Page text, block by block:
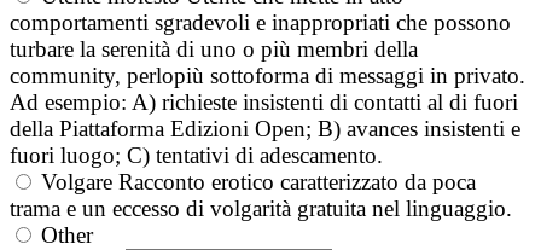
comportamenti sgradevoli e inappropriati che possono
turbare la serenità di uno o più membri della
community, perlopiù sottoforma di messaggi in privato.
Ad esempio: A) richieste insistenti di contatti al di fuori
della Piattaforma Edizioni Open; B) avances insistenti e
fuori luogo; C) tentativi di adescamento.
Volgare Racconto erotico caratterizzato da poca
trama e un eccesso di volgarità gratuita nel linguaggio.
Other